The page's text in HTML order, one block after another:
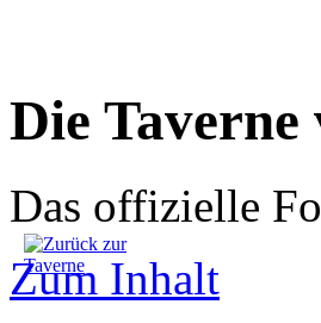
Die
Das offizielle
Zum Inhalt